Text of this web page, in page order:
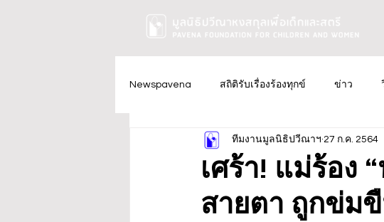
Newspavena สถิติรับเรื่องร้องทุกข์ ข่าว
เศร้า! แม่ร้อง
สายตา ถูกข่ม
ทีมงานมูลนิธิปวีณาฯ 27 ก.ค. 2564